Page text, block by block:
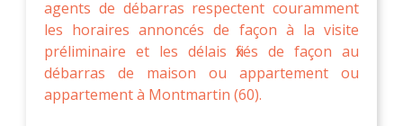
agents de débarras respectent couramment
les horaires annoncés de façon à la visite
préliminaire et les délais fixés de façon au
débarras de maison ou appartement ou
appartement à Montmartin (60).